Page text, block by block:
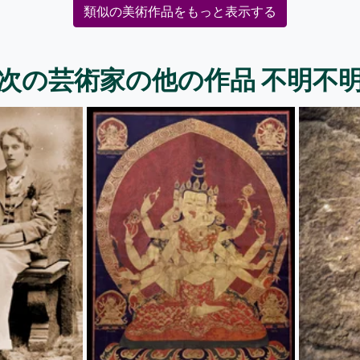
類似の美術作品をもっと表示する
の芸術家の他の作品 不明不